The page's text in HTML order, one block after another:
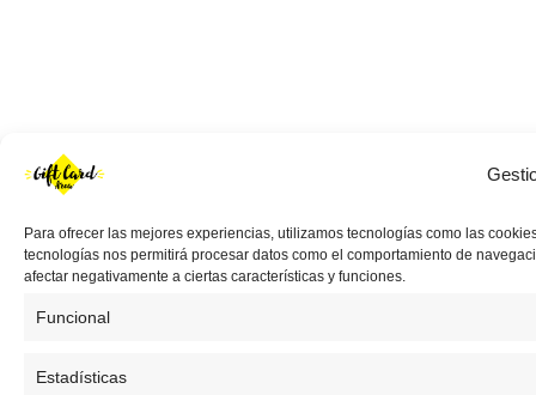
Para ofrecer las mejores experiencias, utilizamos tecnologías como las
tecnologías nos permitirá procesar datos como el comportamiento de
afectar negativamente a ciertas características y funciones.
Funcional
Estadísticas